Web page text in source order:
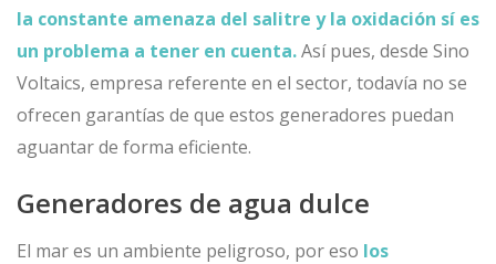
la constante amenaza del salitre y la oxidación sí es
un problema a tener en cuenta.Así pues, desde Sino
Voltaics, empresa referente en el sector, todavía no se
ofrecen garantías de que estos generadores puedan
aguantar de forma eficiente.
Generadores de agua dulce
El mar es un ambiente peligroso, por eso los